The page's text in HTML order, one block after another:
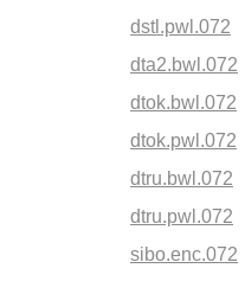
dstl.pwl.072
dta2.bwl.072
dtok.bwl.072
dtok.pwl.072
dtru.bwl.072
dtru.pwl.072
sibo.enc.072